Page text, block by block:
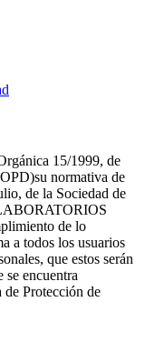
15/1999, de
normativa de
de la Sociedad de
de lo
a todos los usuarios
que estos serán
encuentra
de Protección de